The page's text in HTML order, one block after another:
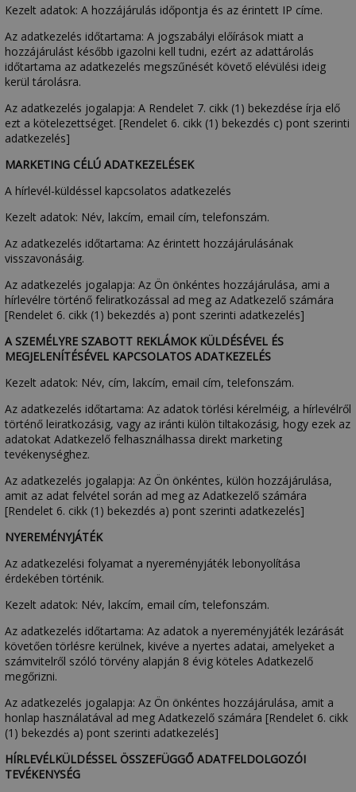
Kezelt adatok: A hozzájárulás időpontja és az érintett IP címe.
Az adatkezelés időtartama: A jogszabályi előírások miatt a
hozzájárulást később igazolni kell tudni, ezért az adattárolás
időtartama az adatkezelés megszűnését követő elévülési ideig
kerül tárolásra.
Az adatkezelés jogalapja: A Rendelet 7. cikk (1) bekezdése írja elő
ezt a kötelezettséget. [Rendelet 6. cikk (1) bekezdés c) pont szerinti
adatkezelés]
MARKETING CÉLÚ ADATKEZELÉSEK
A hírlevél-küldéssel kapcsolatos adatkezelés
Kezelt adatok: Név, lakcím, email cím, telefonszám.
Az adatkezelés időtartama: Az érintett hozzájárulásának
visszavonásáig.
Az adatkezelés jogalapja: Az Ön önkéntes hozzájárulása, ami a
hírlevélre történő feliratkozással ad meg az Adatkezelő számára
[Rendelet 6. cikk (1) bekezdés a) pont szerinti adatkezelés]
A SZEMÉLYRE SZABOTT REKLÁMOK KÜLDÉSÉVEL ÉS
MEGJELENÍTÉSÉVEL KAPCSOLATOS ADATKEZELÉS
Kezelt adatok: Név, cím, lakcím, email cím, telefonszám.
Az adatkezelés időtartama: Az adatok törlési kérelméig, a hírlevélről
történő leiratkozásig, vagy az iránti külön tiltakozásig, hogy ezek az
adatokat Adatkezelő felhasználhassa direkt marketing
tevékenységhez.
Az adatkezelés jogalapja: Az Ön önkéntes, külön hozzájárulása,
amit az adat felvétel során ad meg az Adatkezelő számára
[Rendelet 6. cikk (1) bekezdés a) pont szerinti adatkezelés]
NYEREMÉNYJÁTÉK
Az adatkezelési folyamat a nyereményjáték lebonyolítása
érdekében történik.
Kezelt adatok: Név, lakcím, email cím, telefonszám.
Az adatkezelés időtartama: Az adatok a nyereményjáték lezárását
követően törlésre kerülnek, kivéve a nyertes adatai, amelyeket a
számvitelről szóló törvény alapján 8 évig köteles Adatkezelő
megőrizni.
Az adatkezelés jogalapja: Az Ön önkéntes hozzájárulása, amit a
honlap használatával ad meg Adatkezelő számára [Rendelet 6. cikk
(1) bekezdés a) pont szerinti adatkezelés]
HÍRLEVÉLKÜLDÉSSEL ÖSSZEFÜGGŐ ADATFELDOLGOZÓI
TEVÉKENYSÉG